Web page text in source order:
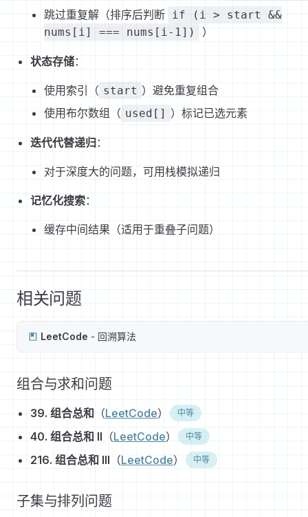
跳过重复解（排序后判断 if (i > start &&
nums[i] === nums[i-1])
）
状态存储：
使用索引（ start ）避免重复组合
使用布尔数组（ used[] ）标记已选元素
迭代代替递归 ：
对于深度大的问题，可用栈模拟递归
记忆化搜索：
缓存中间结果（适用于重叠子问题）
相关问题
LeetCode - 回溯算法
组合与求和问题
39. 组合总和 （LeetCode） 中等
40. 组合总和 II （LeetCode） 中等
216. 组合总和 III （LeetCode） 中等
子集与排列问题